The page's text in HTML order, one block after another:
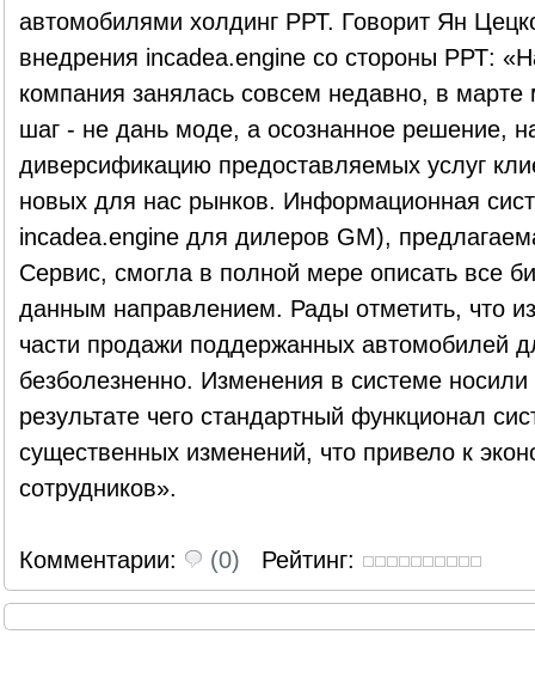
автомобилями холдинг РРТ. Говорит Ян
внедрения incadea.engine со стороны РРТ:
компания занялась совсем недавно, в марте
шаг - не дань моде, а осознанное решение,
диверсификацию предоставляемых услуг
новых для нас рынков. Информационная
incadea.engine для дилеров GM),
Сервис, смогла в полной мере описать все
данным направлением. Рады отметить, что
части продажи поддержанных автомобилей
безболезненно. Изменения в системе
результате чего стандартный функционал
существенных изменений, что привело к
сотрудников».
Комментарии: (0) Рейтинг: